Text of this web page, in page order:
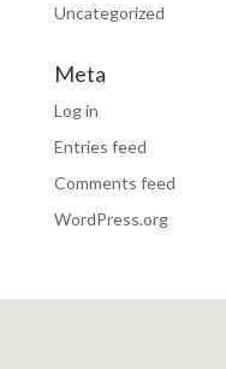
Uncategorized
Meta
Log in
Entries feed
Comments feed
WordPress.org